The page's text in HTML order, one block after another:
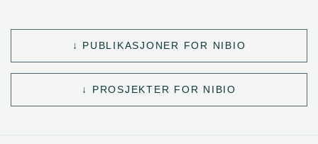
PUBLIKASJONER FOR NIBIO
PROSJEKTER FOR NIBIO